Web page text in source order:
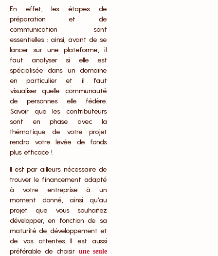
En effet, les étapes de
préparation et de
communication sont
essentielles : ainsi, avant de se
lancer sur une plateforme, il
faut analyser si elle est
spécialisée dans un domaine
en particulier et il faut
visualiser quelle communauté
de personnes elle fédère.
Savoir que les contributeurs
sont en phase avec la
thématique de votre projet
rendra votre levée de fonds
plus efficace !
Il est par ailleurs nécessaire de
trouver le financement adapté
à votre entreprise à un
moment donné, ainsi qu’au
projet que vous souhaitez
développer, en fonction de sa
maturité de développement et
de vos attentes. Il est aussi
préférable de choisir une seule